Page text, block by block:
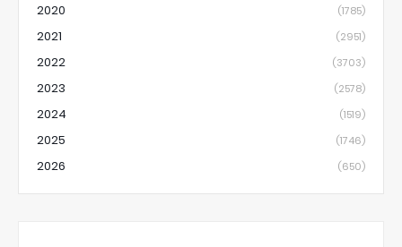
2020 (1785)
2021 (2951)
2022 (3703)
2023 (2578)
2024 (1519)
2025 (1746)
2026 (650)